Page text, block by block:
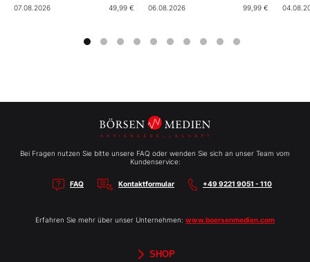
07.08.2026 49,99 € 06.08.2026 99,99 €
Bei Fragen nutzen Sie bitte unsere FAQ oder wenden Sie sich an unser Team vom
Kundenservice:
FAQ Kontaktformular +49 9221 9051 - 110
Erfahren Sie mehr über unser Unternehmen: www.boersenmedien.com
SHOP